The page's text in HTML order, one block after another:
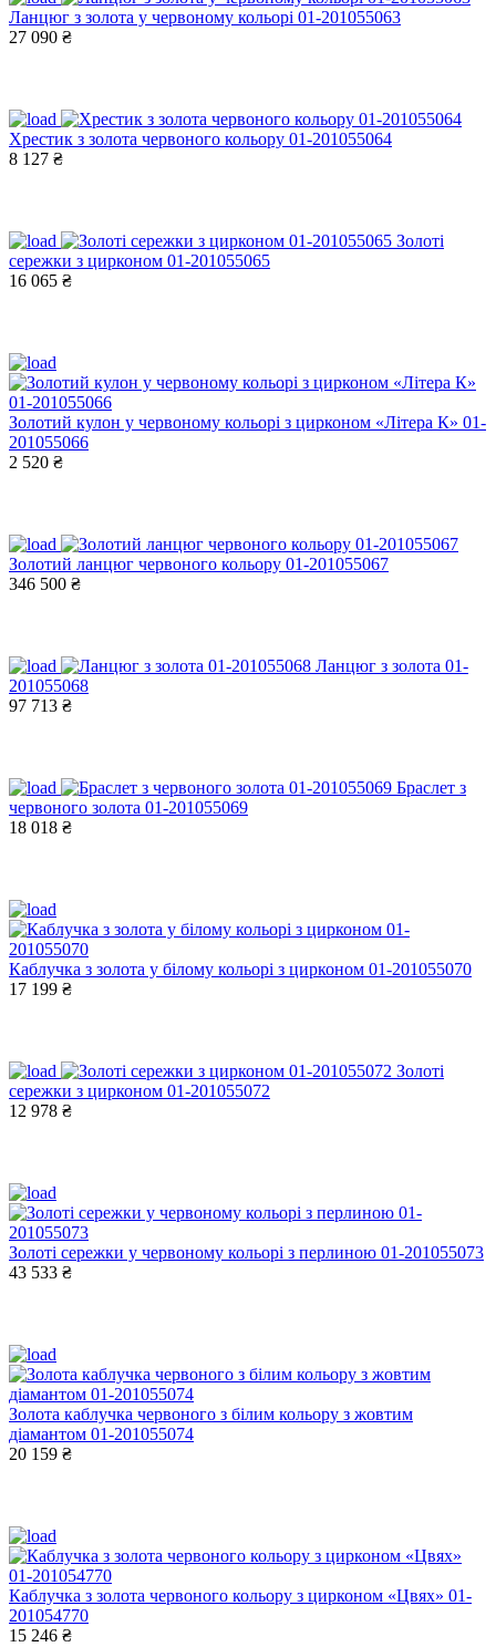
Ланцюг з золота у червоному кольорі 01-201055063
27 090 ₴
Хрестик з золота червоного кольору 01-201055064
8 127 ₴
Золоті
сережки з цирконом 01-201055065
16 065 ₴
Золотий кулон у червоному кольорі з цирконом «Літера К» 01-
201055066
2 520 ₴
Золотий ланцюг червоного кольору 01-201055067
346 500 ₴
Ланцюг з золота 01-
201055068
97 713 ₴
Браслет з
червоного золота 01-201055069
18 018 ₴
Каблучка з золота у білому кольорі з цирконом 01-201055070
17 199 ₴
Золоті
сережки з цирконом 01-201055072
12 978 ₴
Золоті сережки у червоному кольорі з перлиною 01-201055073
43 533 ₴
Золота каблучка червоного з білим кольору з жовтим
діамантом 01-201055074
20 159 ₴
Каблучка з золота червоного кольору з цирконом «Цвях» 01-
201054770
15 246 ₴